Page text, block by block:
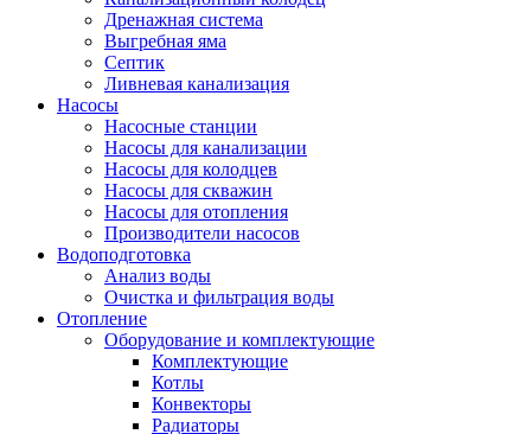
Дренажная система
Выгребная яма
Септик
Ливневая канализация
Насосы
Насосные станции
Насосы для канализации
Насосы для колодцев
Насосы для скважин
Насосы для отопления
Производители насосов
Водоподготовка
Анализ воды
Очистка и фильтрация воды
Отопление
Оборудование и комплектующие
Комплектующие
Котлы
Конвекторы
Радиаторы